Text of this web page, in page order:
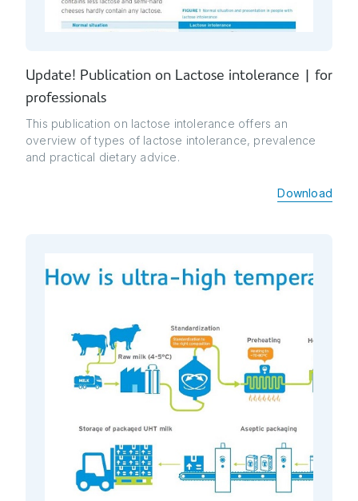
Update! Publication on Lactose intolerance | for
professionals
This publication on lactose intolerance offers an
overview of types of lactose intolerance, prevalence
and practical dietary advice.
Download